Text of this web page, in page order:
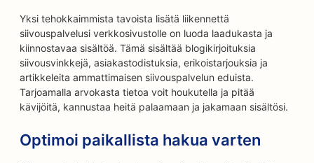
Yksi tehokkaimmista tavoista lisätä liikennettä
siivouspalvelusi verkkosivustolle on luoda laadukasta ja
kiinnostavaa sisältöä. Tämä sisältää blogikirjoituksia
siivousvinkkejä, asiakastodistuksia, erikoistarjouksia ja
artikkeleita ammattimaisen siivouspalvelun eduista.
Tarjoamalla arvokasta tietoa voit houkutella ja pitää
kävijöitä, kannustaa heitä palaamaan ja jakamaan sisältösi.
Optimoi paikallista hakua varten